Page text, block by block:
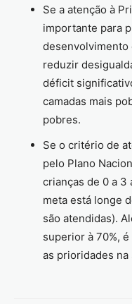
Se a atenção à
importante para
desenvolvimento
reduzir
déficit
camadas mais
pobres.
Se o critério de
pelo Plano
crianças de 0 a 3
meta está longe
são atendidas).
superior à 70%,
as prioridades